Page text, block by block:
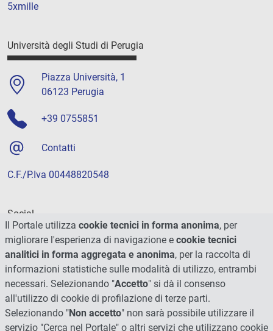
5xmille
Università degli Studi di Perugia
Piazza Università, 1
06123 Perugia
+39 0755851
Contatti
C.F./P.Iva 00448820548
Social
Il Portale utilizza cookie tecnici in forma anonima, per
migliorare l'esperienza di navigazione e cookie tecnici
analitici in forma aggregata e anonima, per la raccolta di
informazioni statistiche sulle modalità di utilizzo, entrambi
necessari. Selezionando "Accetto" si dà il consenso
all'utilizzo di cookie di profilazione di terze parti.
Selezionando "Non accetto" non sarà possibile utilizzare il
servizio "Cerca nel Portale" o altri servizi che utilizzano cookie